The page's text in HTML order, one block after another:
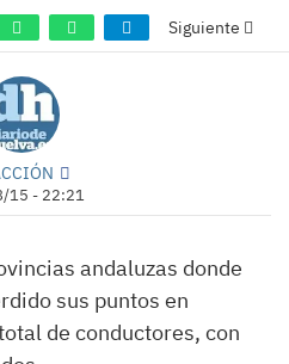
Siguiente
15 - 22:21
andaluzas donde
sus puntos en
de conductores, con